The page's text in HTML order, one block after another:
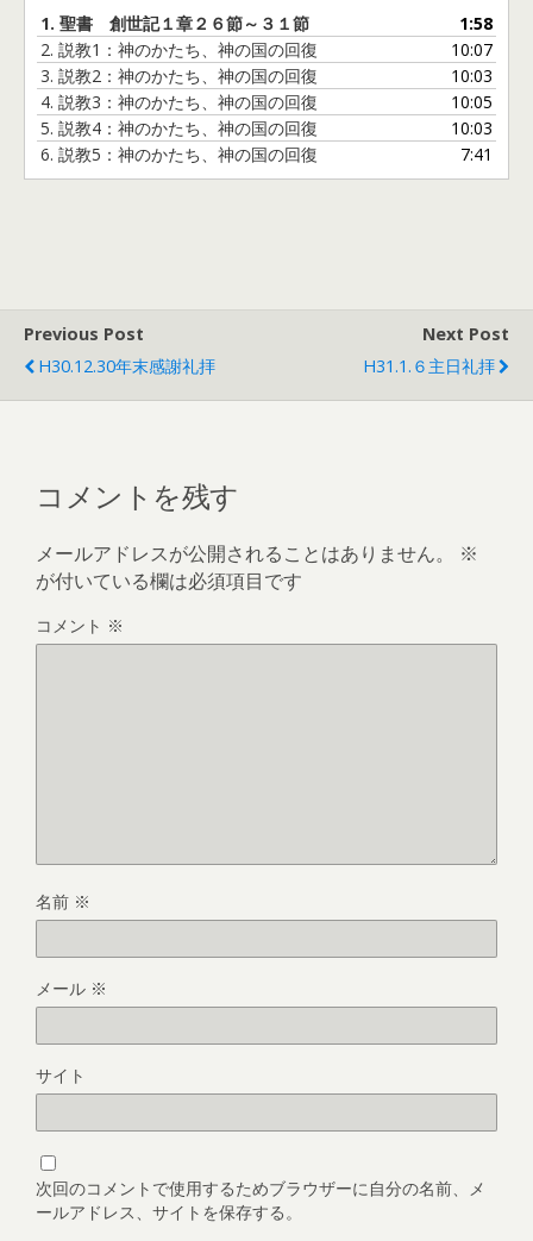
プ
レ
ー
ヤ
ー
1. 聖書 創世記１章２６節～３１節
1:58
2. 説教1：神のかたち、神の国の回復
10:07
3. 説教2：神のかたち、神の国の回復
10:03
4. 説教3：神のかたち、神の国の回復
10:05
5. 説教4：神のかたち、神の国の回復
10:03
6. 説教5：神のかたち、神の国の回復 7:41
Previous Post
H30.12.30年末感謝礼拝
Next Post
H31.1.６主日礼拝
コメントを残す
メールアドレスが公開されることはありません。
※
が付いている欄は必須項目です
コメント ※
名前 ※
メール ※
サイト
次回のコメントで使用するためブラウザーに自分の名前、メ
ールアドレス、サイトを保存する。